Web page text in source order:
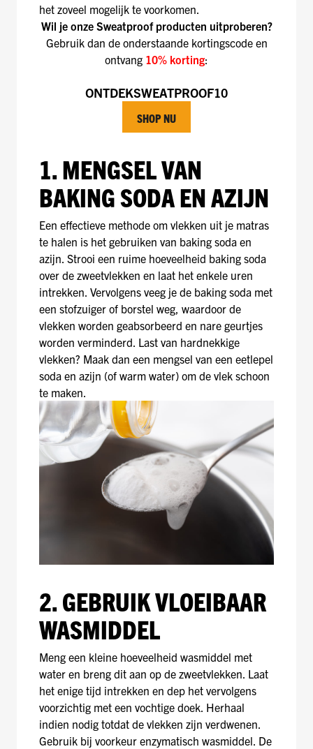
het zoveel mogelijk te voorkomen.
Wil je onze Sweatproof producten uitproberen?
Gebruik dan de onderstaande kortingscode en
ontvang 10% korting:
ONTDEKSWEATPROOF10
SHOP NU
1. MENGSEL VAN
BAKING SODA EN AZIJN
Een effectieve methode om vlekken uit je matras
te halen is het gebruiken van baking soda en
azijn. Strooi een ruime hoeveelheid baking soda
over de zweetvlekken en laat het enkele uren
intrekken. Vervolgens veeg je de baking soda met
een stofzuiger of borstel weg, waardoor de
vlekken worden geabsorbeerd en nare geurtjes
worden verminderd. Last van hardnekkige
vlekken? Maak dan een mengsel van een eetlepel
soda en azijn (of warm water) om de vlek schoon
te maken.
2. GEBRUIK VLOEIBAAR
WASMIDDEL
Meng een kleine hoeveelheid wasmiddel met
water en breng dit aan op de zweetvlekken. Laat
het enige tijd intrekken en dep het vervolgens
voorzichtig met een vochtige doek. Herhaal
indien nodig totdat de vlekken zijn verdwenen.
Gebruik bij voorkeur enzymatisch wasmiddel. De